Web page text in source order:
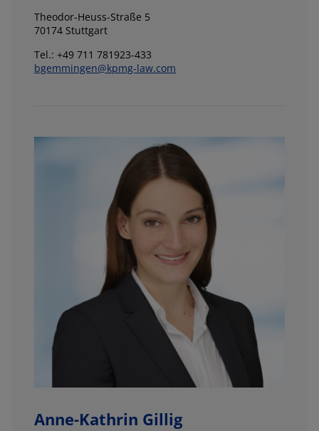
Theodor-Heuss-Straße 5
70174 Stuttgart
Tel.: +49 711 781923-433
bgemmingen@kpmg-law.com
Anne-Kathrin Gillig